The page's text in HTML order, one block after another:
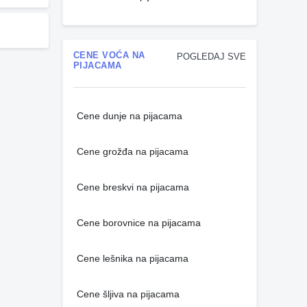
POGLEDAJ SVE
CENE VOĆA NA
PIJACAMA
Cene dunje na pijacama
Cene grožđa na pijacama
Cene breskvi na pijacama
Cene borovnice na pijacama
Cene lešnika na pijacama
Cene šljiva na pijacama